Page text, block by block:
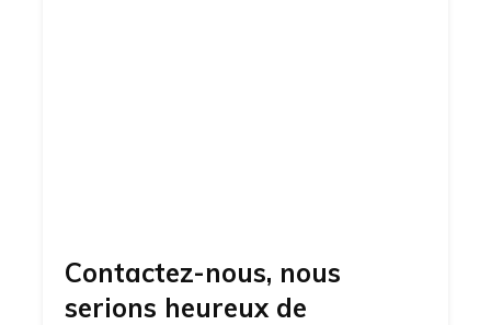
Contactez-nous, nous
serions heureux de